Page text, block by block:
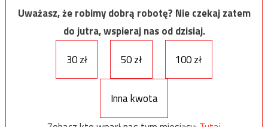
Uważasz, że robimy dobrą robotę? Nie czekaj zatem
do jutra, wspieraj nas od dzisiaj.
30 zł
50 zł 100 zł
Inna kwota